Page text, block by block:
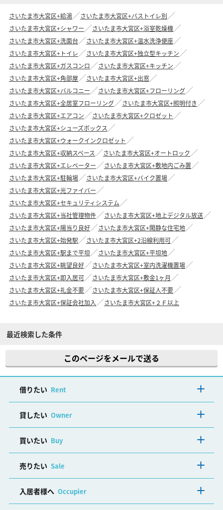
さいたま市大宮区+給湯
さいたま市大宮区+バストイレ別
さいたま市大宮区+シャワー
さいたま市大宮区+浴室乾燥機
さいたま市大宮区+洗面台
さいたま市大宮区+温水洗浄便座
さいたま市大宮区+トイレ
さいたま市大宮区+独立型キッチン
さいたま市大宮区+ガスコンロ
さいたま市大宮区+キッチン
さいたま市大宮区+角部屋
さいたま市大宮区+出窓
さいたま市大宮区+バルコニー
さいたま市大宮区+フローリング
さいたま市大宮区+全居室フローリング
さいたま市大宮区+照明付き
さいたま市大宮区+エアコン
さいたま市大宮区+クロゼット
さいたま市大宮区+シューズボックス
さいたま市大宮区+ウォークインクロゼット
さいたま市大宮区+収納スペース
さいたま市大宮区+オートロック
さいたま市大宮区+エレベーター
さいたま市大宮区+敷地内ごみ置
さいたま市大宮区+駐輪場
さいたま市大宮区+バイク置場
さいたま市大宮区+光ファイバー
さいたま市大宮区+セキュリティシステム
さいたま市大宮区+当社管理物件
さいたま市大宮区+地上デジタル放送
さいたま市大宮区+陽当り良好
さいたま市大宮区+閑静な住宅地
さいたま市大宮区+始発駅
さいたま市大宮区+2沿線利用可
さいたま市大宮区+駅まで平坦
さいたま市大宮区+平坦地
さいたま市大宮区+眺望良好
さいたま市大宮区+室内洗濯機置場
さいたま市大宮区+即入居可
さいたま市大宮区+敷金1ヶ月
さいたま市大宮区+礼金不要
さいたま市大宮区+保証人不要
さいたま市大宮区+保証会社加入
さいたま市大宮区+２Ｆ以上
最近検索した条件
このページをメールで送る
借りたい Rent
貸したい Owner
買いたい Buy
売りたい Sale
入居者様へ Occupier